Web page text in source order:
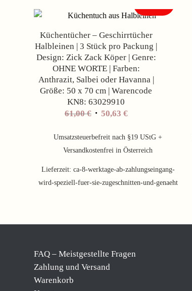
Küchentücher – Geschirrtücher
Halbleinen | 3 Stück pro Packung |
Design: Zick Zack Köper | Genre:
OHNE WORTE | Farben:
Anthrazit, Salbei oder Havanna |
Größe: 50 x 70 cm | Warencode
KN8: 63029910
61,00€ 50,63 €
Umsatzsteuerbefreit nach §19 UStG +
Versandkostenfrei in Österreich
Lieferzeit: ca-8-werktage-ab-zahlungseingang-
wird-speziell-fuer-sie-zugeschnitten-und-genaeht
FAQ – Meistgestellte Fragen
Zahlung und Versand
Warenkorb